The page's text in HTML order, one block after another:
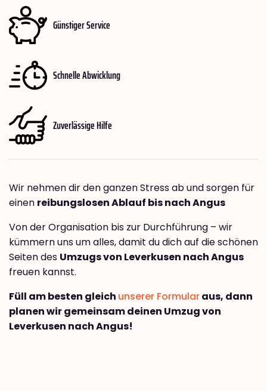
Günstiger Service
Schnelle Abwicklung
Zuverlässige Hilfe
Wir nehmen dir den ganzen Stress ab und sorgen für
einen reibungslosen Ablauf bis nach Angus
Von der Organisation bis zur Durchführung – wir
kümmern uns um alles, damit du dich auf die schönen
Seiten des Umzugs von Leverkusen nach Angus
freuen kannst.
Füll am besten gleich unserer Formularaus, dann
planen wir gemeinsam deinen Umzug von
Leverkusen nach Angus!